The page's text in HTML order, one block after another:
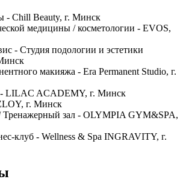
- Chill Beauty, г. Минск
медицины / косметологии - EVOS,
- Студия подологии и эстетики
макияжа - Era Permanent Studio, г.
- LILAC ACADEMY, г. Минск
г. Минск
Тренажерный зал - OLYMPIA GYM&SPA,
клуб - Wellness & Spa INGRAVITY, г.